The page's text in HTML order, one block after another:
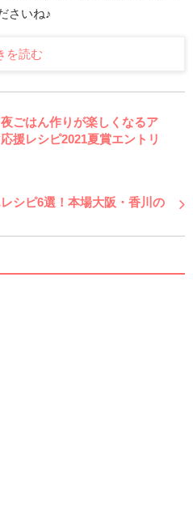
さいね♪
を読む
ごはん作りが楽しくなるア
援レシピ2021夏賞エントリ
シピ6選！本場大阪・香川の